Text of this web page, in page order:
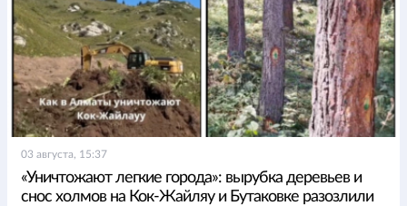
03 августа, 15:37
«Уничтожают легкие города»: вырубка деревьев и
снос холмов на Кок-Жайляу и Бутаковке разозлили